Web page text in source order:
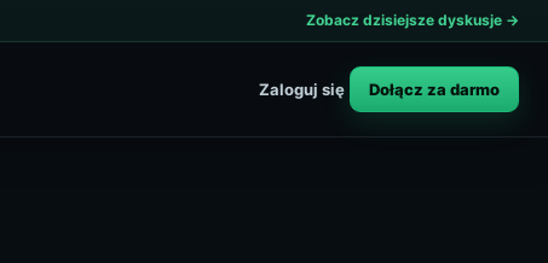
Zobacz dzisiejsze dyskusje →
Zaloguj się Dołącz za darmo